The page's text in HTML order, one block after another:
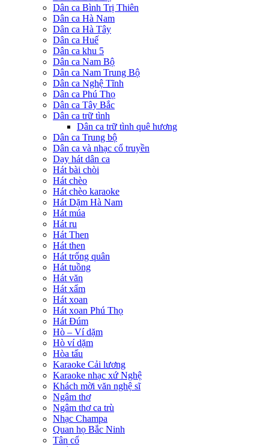
Dân ca Bình Trị Thiên
Dân ca Hà Nam
Dân ca Hà Tây
Dân ca Huế
Dân ca khu 5
Dân ca Nam Bộ
Dân ca Nam Trung Bộ
Dân ca Nghệ Tĩnh
Dân ca Phú Thọ
Dân ca Tây Bắc
Dân ca trữ tình
Dân ca trữ tình quê hương
Dân ca Trung bộ
Dân ca và nhạc cổ truyền
Dạy hát dân ca
Hát bài chòi
Hát chèo
Hát chèo karaoke
Hát Dặm Hà Nam
Hát múa
Hát ru
Hát Then
Hát then
Hát trống quân
Hát tuồng
Hát văn
Hát xẩm
Hát xoan
Hát xoan Phú Thọ
Hát Đúm
Hò – Ví dặm
Hò ví dặm
Hòa tấu
Karaoke Cải lương
Karaoke nhạc xứ Nghệ
Khách mời văn nghệ sĩ
Ngâm thơ
Ngâm thơ ca trù
Nhạc Champa
Quan họ Bắc Ninh
Tân cổ